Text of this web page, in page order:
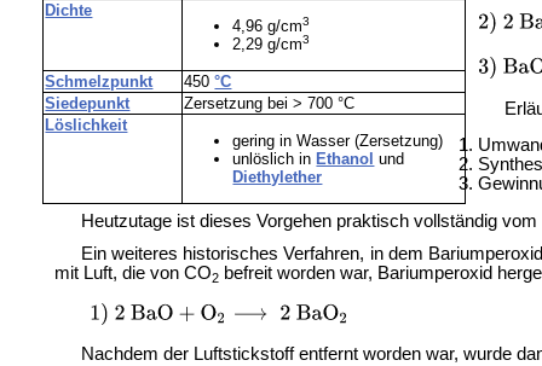
Dichte
4,96 g/cm3
2,29 g/cm3
Schmelzpunkt 450°C
Siedepunkt
Zersetzung bei > 700 °C
Löslichkeit
gering in Wasser (Zersetzung)
unlöslich in Ethanol und
Diethylether
Heutzutage ist dieses Vorgehen praktisch vollständig
Ein weiteres historisches Verfahren, in dem
mit Luft, die von CO2befreit worden war, Bariumperoxid
Nachdem der Luftstickstoff entfernt worden war, wurde